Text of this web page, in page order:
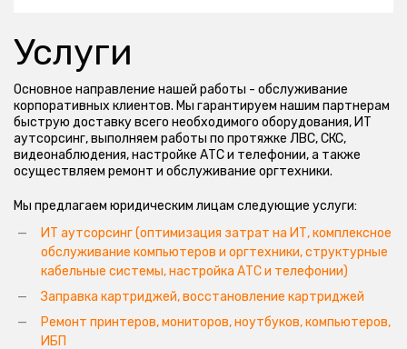
Услуги
Основное направление нашей работы - обслуживание
корпоративных клиентов. Мы гарантируем нашим партнерам
быструю доставку всего необходимого оборудования, ИТ
аутсорсинг, выполняем работы по протяжке ЛВС, СКС,
видеонаблюдения, настройке АТС и телефонии, а также
осуществляем ремонт и обслуживание оргтехники.
Мы предлагаем юридическим лицам следующие услуги:
ИТ аутсорсинг (оптимизация затрат на ИТ, комплексное
обслуживание компьютеров и оргтехники, структурные
кабельные системы, настройка АТС и телефонии)
Заправка картриджей, восстановление картриджей
Ремонт принтеров, мониторов, ноутбуков, компьютеров,
ИБП